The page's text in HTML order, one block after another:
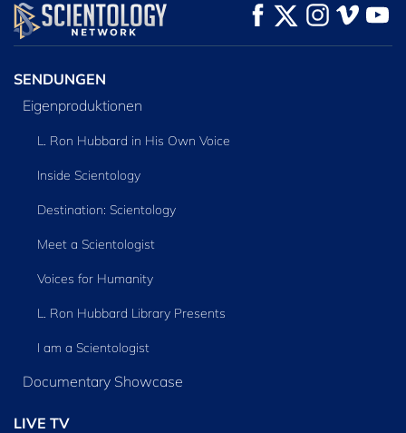
ANSEHEN
SERIE
ENTDECKEN
SENDUNGEN
Eigenproduktionen
L. Ron Hubbard in His Own Voice
Inside Scientology
Destination: Scientology
Meet a Scientologist
Voices for Humanity
L. Ron Hubbard Library Presents
I am a Scientologist
Documentary Showcase
LIVE TV